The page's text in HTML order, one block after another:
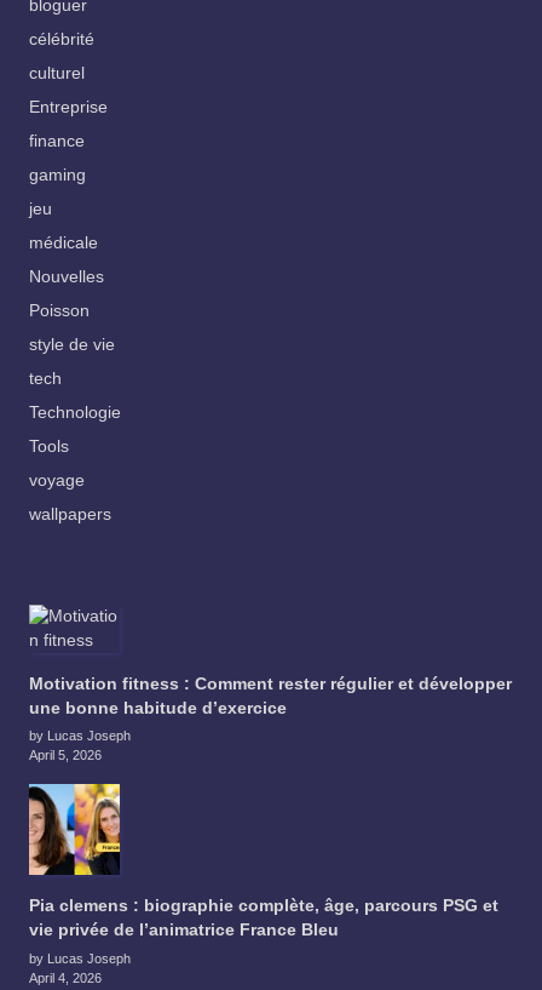
bloguer
célébrité
culturel
Entreprise
finance
gaming
jeu
médicale
Nouvelles
Poisson
style de vie
tech
Technologie
Tools
voyage
wallpapers
Motivation fitness : Comment rester régulier et développer
une bonne habitude d’exercice
by Lucas Joseph
April 5, 2026
Pia clemens : biographie complète, âge, parcours PSG et
vie privée de l’animatrice France Bleu
by Lucas Joseph
April 4, 2026